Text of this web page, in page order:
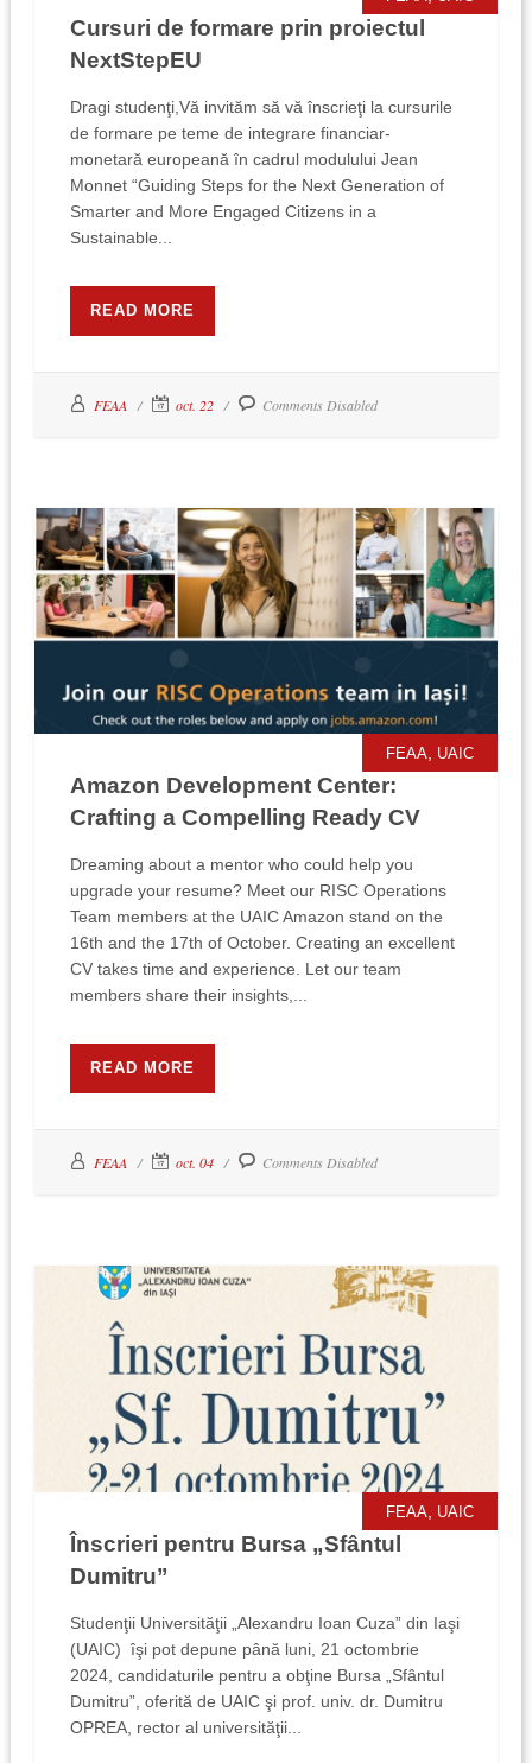
Cursuri de formare prin proiectul
NextStepEU
Dragi studenţi,Vă invităm să vă înscrieţi la cursurile
de formare pe teme de integrare financiar-
monetară europeană în cadrul modulului Jean
Monnet “Guiding Steps for the Next Generation of
Smarter and More Engaged Citizens in a
Sustainable...
READ MORE
FEAA oct. 22 Comments Disabled
FEAA, UAIC
Amazon Development Center:
Crafting a Compelling Ready CV
Dreaming about a mentor who could help you
upgrade your resume? Meet our RISC Operations
Team members at the UAIC Amazon stand on the
16th and the 17th of October. Creating an excellent
CV takes time and experience. Let our team
members share their insights,...
READ MORE
FEAA oct. 04 Comments Disabled
FEAA UAIC
Înscrieri pentru Bursa „Sfântul
Dumitru”
Studenţii Universităţii „Alexandru Ioan Cuza” din Iaşi
(UAIC) îşi pot depune până luni, 21 octombrie
2024, candidaturile pentru a obţine Bursa „Sfântul
Dumitru”, oferită de UAIC şi prof. univ. dr. Dumitru
OPREA, rector al universităţii...